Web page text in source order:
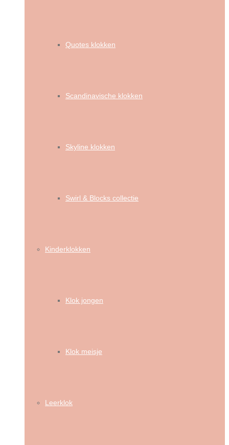
Quotes klokken
Scandinavische klokken
Skyline klokken
Swirl & Blocks collectie
Kinderklokken
Klok jongen
Klok meisje
Leerklok